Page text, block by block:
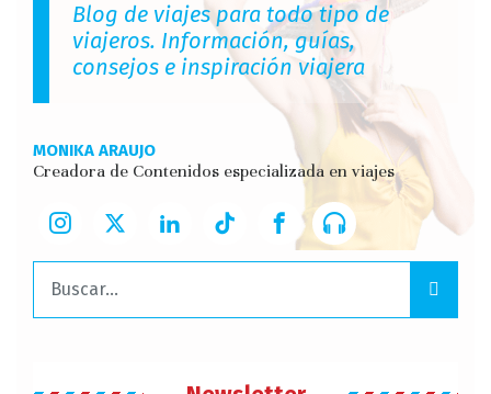
Blog de viajes para todo tipo de
viajeros. Información, guías,
consejos e inspiración viajera
MONIKA ARAUJO
Creadora de Contenidos especializada en viajes
Buscar: